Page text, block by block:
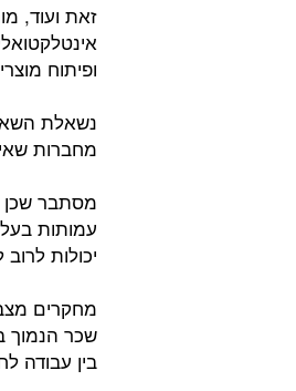
זאת ועוד,
ופיתוח
נשאלת
מחברות
מסתבר שכן
עמותות
יכולות
מחקרים
שכר הנמוך
בין עבודה